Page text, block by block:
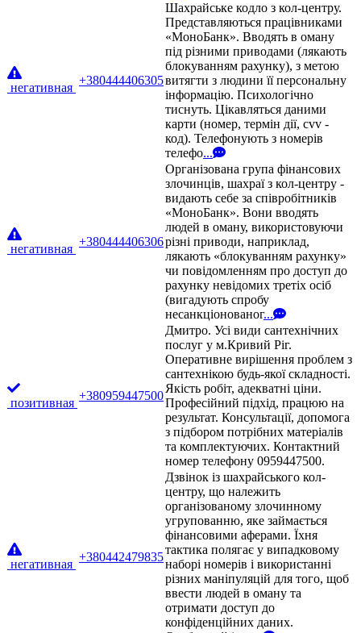
негативная
+380444406305
Шахрайське кодло з кол-центру.
Представляються працівниками
«МоноБанк». Вводять в оману
під різними приводами (лякають
блокуванням рахунку), з метою
витягти з людини її персональну
інформацію. Психологічно
тиснуть. Цікавляться даними
карти (номер, термін дії, cvv -
код). Телефонують з номерів
телефо...
негативная
+380444406306
Організована група фінансових
злочинців, шахраї з кол-центру -
видають себе за співробітників
«МоноБанк». Вони вводять
людей в оману, використовуючи
різні приводи, наприклад,
лякають «блокуванням рахунку»
чи повідомленням про доступ до
рахунку невідомих третіх осіб
(вигадують спробу
несанкціонованог...
позитивная
+380959447500
Дмитро. Усі види сантехнічних
послуг у м.Кривий Ріг.
Оперативне вирішення проблем з
сантехнікою будь-якої складності.
Якість робіт, адекватні ціни.
Професійний підхід, працюю на
результат. Консультації, допомога
з підбором потрібних матеріалів
та комплектуючих. Контактний
номер телефону 0959447500.
негативная
+380442479835
Дзвінок із шахрайського кол-
центру, що належить
організованому злочинному
угрупованню, яке займається
фінансовими аферами. Їхня
тактика полягає у випадковому
наборі номерів і використанні
різних маніпуляцій для того, щоб
ввести людей в оману та
отримати доступ до
конфіденційних даних.